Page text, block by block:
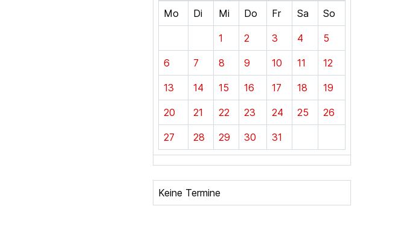
Mo Di Mi Do Fr Sa So
1 2 3 4 5
6 7 8 9 10 11 12
13 14 15 16 17 18 19
20 21 22 23 24 25 26
27 28 29 30 31
Keine Termine